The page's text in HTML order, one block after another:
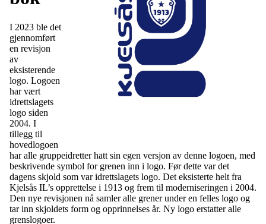
I 2023 ble det
gjennomført
en revisjon
av
eksisterende
logo. Logoen
har vært
idrettslagets
logo siden
2004. I
tillegg til
hovedlogoen
har alle gruppeidretter hatt sin egen versjon av denne logoen, med
beskrivende symbol for grenen inn i logo. Før dette var det
dagens skjold som var idrettslagets logo. Det eksisterte helt fra
Kjelsås IL’s opprettelse i 1913 og frem til moderniseringen i 2004.
Den nye revisjonen nå samler alle grener under en felles logo og
tar inn skjoldets form og opprinnelses år. Ny logo erstatter alle
grenslogoer.